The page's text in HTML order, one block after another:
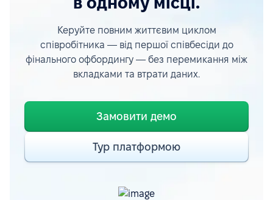
Керуйте повним життєвим циклом
співробітника — від першої співбесіди до
фінального офбордингу — без перемикання між
вкладками та втрати даних.
Замовити демо
Тур платформою